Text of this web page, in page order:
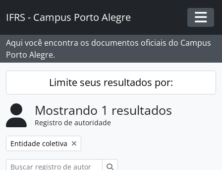
IFRS - Campus Porto Alegre
Aqui você encontra os documentos oficiais do Campus
Porto Alegre.
Limite seus resultados por:
Mostrando 1 resultados
Registro de autoridade
Remover filtro:
Entidade coletiva